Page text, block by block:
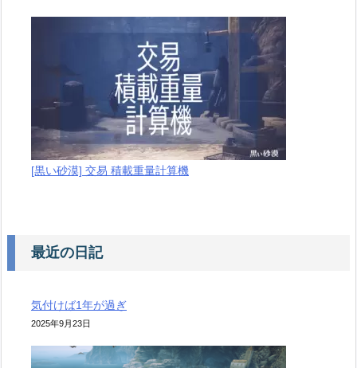
[黒い砂漠] 交易 積載重量計算機
最近の日記
気付けば1年が過ぎ
2025年9月23日